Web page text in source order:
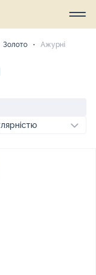
Золото Ажурні